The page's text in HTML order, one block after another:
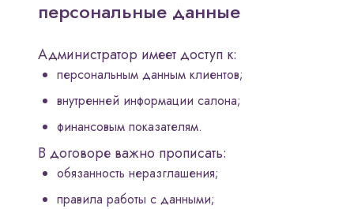
персональные данные
Администратор имеет доступ к:
персональным данным клиентов;
внутренней информации салона;
финансовым показателям.
В договоре важно прописать:
обязанность неразглашения;
правила работы с данными;